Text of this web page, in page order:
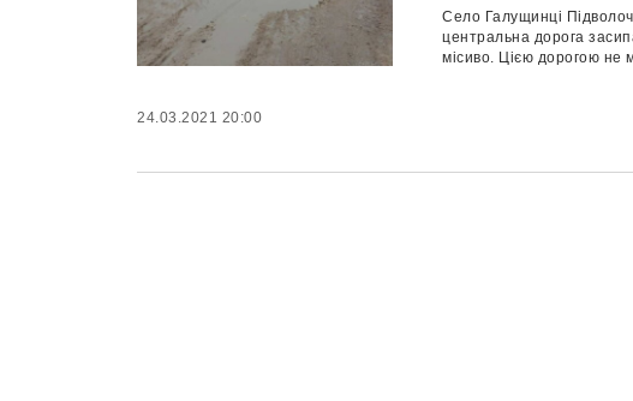
Село Галущинці
центральна дорога
місиво. Цією дорогою не
24.03.2021 20:00